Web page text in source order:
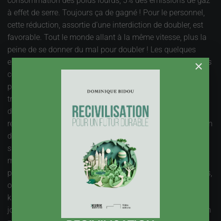
à effet de serre. Toujours ça de gagné ! Pour le personnel,
cette réduction, assortie d’une interdiction de doubler, est
favorable. Tout le monde allant à la même vitesse, plus la
peine de se donner du mal pour doubler ! Les quelques
expériences menées ont montré une nette amélioration des
conditions detravail, moins de stress, plus de confort. Au
plan économique ? On aura noté que ce sont les
transporteurs routiers eux-mêmes qui le demandent, c’est
donc a priori qu’ils n’y sont pas perdants. La fluidité et la
régularité sont deux qualités essentielles pour la circulation
des camions, et elles sont accrues par la limite de vitesse,
si elle est retenue. Il faut ajouter que différence de vitesse
maximum ne s’applique que sur une partie de leur
parcours, et pas sur les entrées et sorties d’agglomérations,
où ils passent beaucoup de temps. Un peu moins de
kilomètres parcourus par camion et camionneur dans une
journée, ça peut se rattraper par une meilleure organisation
×